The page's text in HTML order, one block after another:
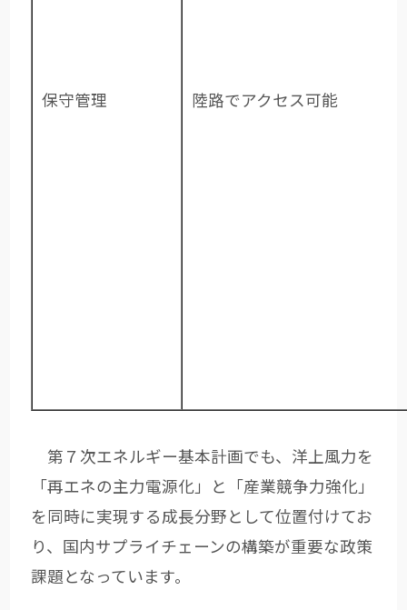
保守管理 陸路でアクセス可能
第７次エネルギー基本計画でも、洋上風力を
「再エネの主力電源化」と「産業競争力強化」
を同時に実現する成長分野として位置付けてお
り、国内サプライチェーンの構築が重要な政策
課題となっています。